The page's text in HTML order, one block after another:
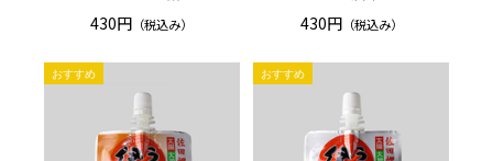
430円 （税込み）
430円 （税込み）